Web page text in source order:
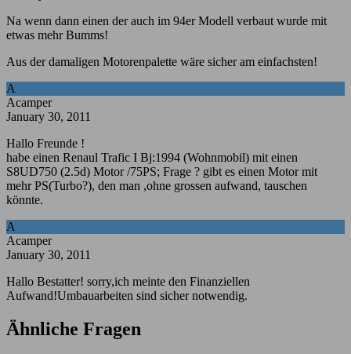
Na wenn dann einen der auch im 94er Modell verbaut wurde mit
etwas mehr Bumms!
Aus der damaligen Motorenpalette wäre sicher am einfachsten!
A
Acamper
January 30, 2011
Hallo Freunde !
habe einen Renaul Trafic I Bj:1994 (Wohnmobil) mit einen
S8UD750 (2.5d) Motor /75PS; Frage ? gibt es einen Motor mit
mehr PS(Turbo?), den man ,ohne grossen aufwand, tauschen
könnte.
A
Acamper
January 30, 2011
Hallo Bestatter! sorry,ich meinte den Finanziellen
Aufwand!Umbauarbeiten sind sicher notwendig.
Ähnliche Fragen